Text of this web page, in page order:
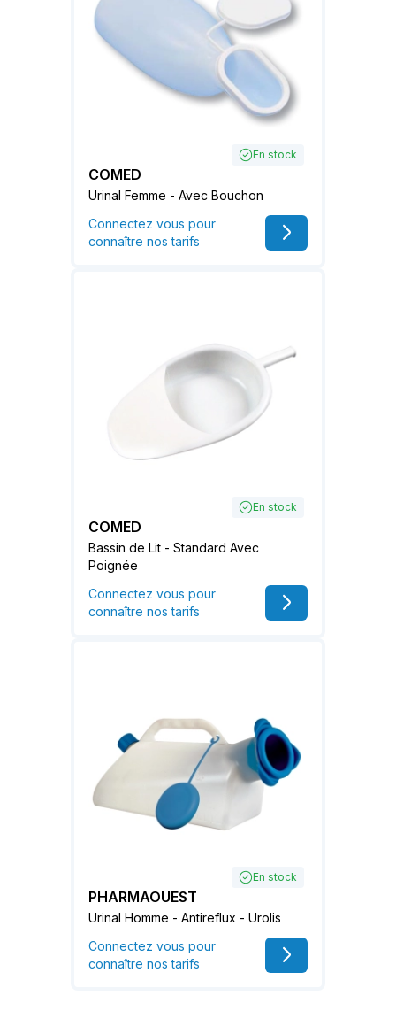
En stock
COMED
Urinal Femme - Avec Bouchon
Connectez vous pour
connaître nos tarifs
En stock
COMED
Bassin de Lit - Standard Avec
Poignée
Connectez vous pour
connaître nos tarifs
En stock
PHARMAOUEST
Urinal Homme - Antireflux - Urolis
Connectez vous pour
connaître nos tarifs